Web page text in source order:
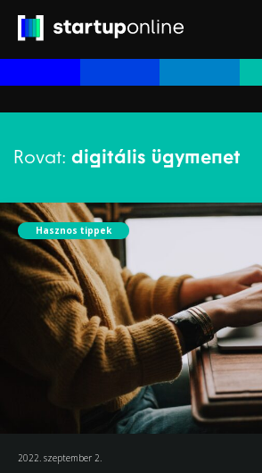
Rovat: digitális ügymenet
Hasznos tippek
2022. szeptember 2.